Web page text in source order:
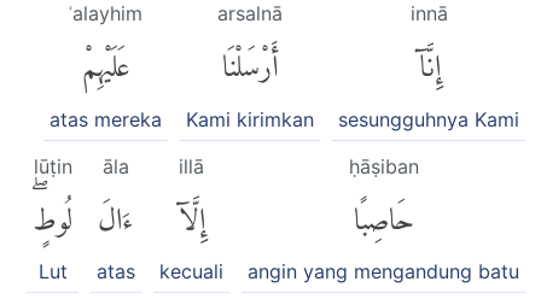
innā
إِنَّآ
sesungguhnya Kami
arsalnā
أَرْسَلْنَا
Kami kirimkan
ʿalayhim
عَلَيْهِمْ
atas mereka
ḥāṣiban
حَاصِبًا
angin yang mengandung batu
illā
إِلَّآ
kecuali
āla
ءَالَ
atas
lūṭin
لُوطٍۖ
Lut